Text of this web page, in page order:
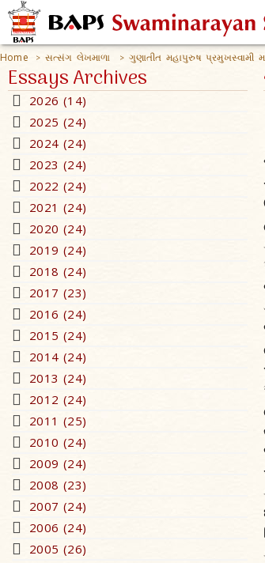
Home > સત્સંગ લેખમાળા > ગુણાતીત મહાપુરુષ પ્રમુખસ્વામી
Essays Archives
2026 (14)
2025 (24)
2024 (24)
2023 (24)
2022 (24)
2021 (24)
2020 (24)
2019 (24)
2018 (24)
2017 (23)
2016 (24)
2015 (24)
2014 (24)
2013 (24)
2012 (24)
2011 (25)
2010 (24)
2009 (24)
2008 (23)
2007 (24)
2006 (24)
2005 (26)